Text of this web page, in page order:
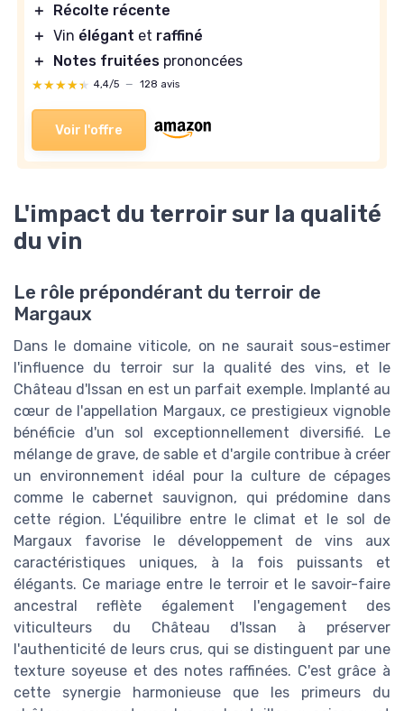
＋
Récolte récente
＋ Vin élégant et raffiné
＋
Notes fruitées prononcées
★★★★★
★★★★★ 4,4/5 — 128 avis
Voir l'offre
L'impact du terroir sur la qualité
du vin
Le rôle prépondérant du terroir de
Margaux
Dans le domaine viticole, on ne saurait sous-estimer
l'influence du terroir sur la qualité des vins, et le
Château d'Issan en est un parfait exemple. Implanté au
cœur de l'appellation Margaux, ce prestigieux vignoble
bénéficie d'un sol exceptionnellement diversifié. Le
mélange de grave, de sable et d'argile contribue à créer
un environnement idéal pour la culture de cépages
comme le cabernet sauvignon, qui prédomine dans
cette région. L'équilibre entre le climat et le sol de
Margaux favorise le développement de vins aux
caractéristiques uniques, à la fois puissants et
élégants. Ce mariage entre le terroir et le savoir-faire
ancestral reflète également l'engagement des
viticulteurs du Château d'Issan à préserver
l'authenticité de leurs crus, qui se distinguent par une
texture soyeuse et des notes raffinées. C'est grâce à
cette synergie harmonieuse que les primeurs du